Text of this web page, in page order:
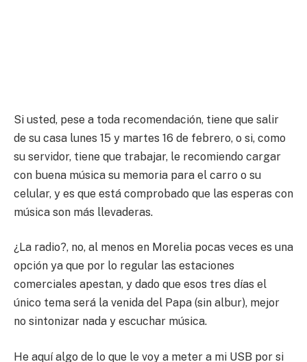
Si usted, pese a toda recomendación, tiene que salir
de su casa lunes 15 y martes 16 de febrero, o si, como
su servidor, tiene que trabajar, le recomiendo cargar
con buena música su memoria para el carro o su
celular, y es que está comprobado que las esperas con
música son más llevaderas.
¿La radio?, no, al menos en Morelia pocas veces es una
opción ya que por lo regular las estaciones
comerciales apestan, y dado que esos tres días el
único tema será la venida del Papa (sin albur), mejor
no sintonizar nada y escuchar música.
He aquí algo de lo que le voy a meter a mi USB por si